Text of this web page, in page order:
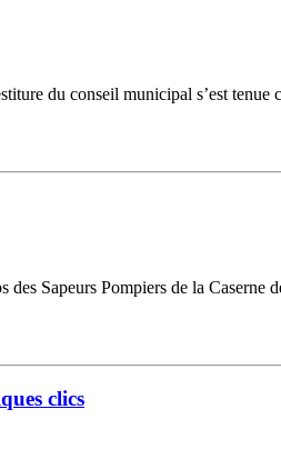
du conseil municipal s’est
des Sapeurs Pompiers de la
clics